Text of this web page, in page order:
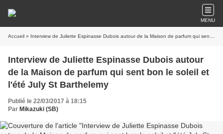
MENU
Accueil » Interview de Juliette Espinasse Dubois autour de la Maison de parfum qui sent bon le soleil et l'été July St Barthelemy
Interview de Juliette Espinasse Dubois autour
de la Maison de parfum qui sent bon le soleil et
l'été July St Barthelemy
Publié le 22/03/2017 à 18:15
Par Mikazuki (SB)